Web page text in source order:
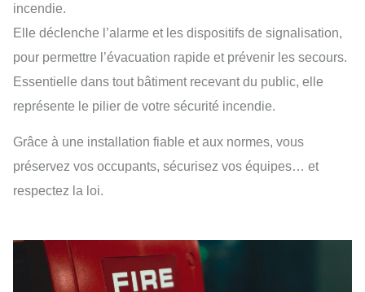
incendie.
Elle déclenche l’alarme et les dispositifs de signalisation,
pour permettre l’évacuation rapide et prévenir les secours.
Essentielle dans tout bâtiment recevant du public, elle
représente le pilier de votre sécurité incendie.
Grâce à une installation fiable et aux normes, vous
préservez vos occupants, sécurisez vos équipes… et
respectez la loi.